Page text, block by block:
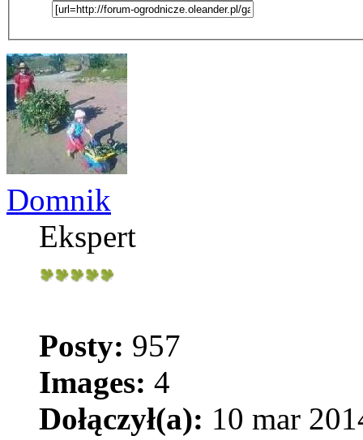
Domnik
Ekspert
Posty: 957
Images: 4
Dołączył(a): 10 mar